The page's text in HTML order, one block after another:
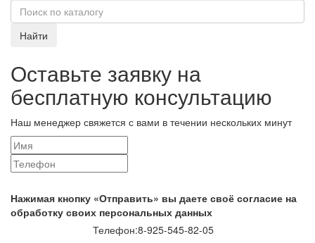
Найти
Оставьте заявку на
бесплатную консультацию
Наш менеджер свяжется с вами в течении нескольких минут
Нажимая кнопку «Отправить» вы даете своё согласие на
обработку своих персональных данных
Телефон:8-925-545-82-05